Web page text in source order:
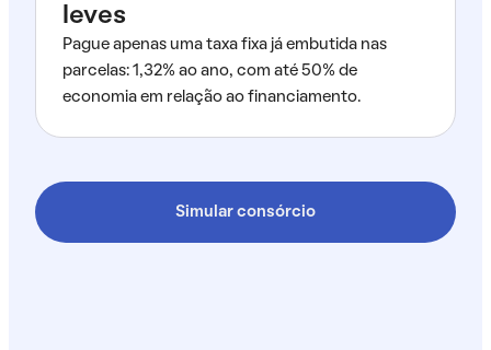
leves
Pague apenas uma taxa fixa já embutida nas
parcelas: 1,32% ao ano, com até 50% de
economia em relação ao financiamento.
Simular consórcio